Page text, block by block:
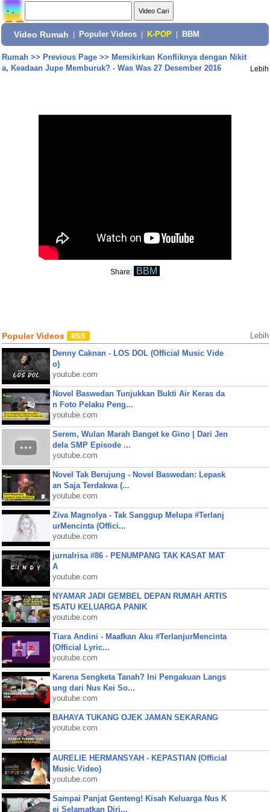
Video Rumah Populer Videos K-POP BBM
Rumah>> Previous Page>> Memikirkan Konfliknya dengan Nikit
a, Keadaan Jupe Memburuk? - Was Was 27 Desember 2016
Lebih
Share: BBM
Populer Videos Lebih
Denny Caknan - LOS DOL (Official Music Vide
o)
youtube.com
Novel Baswedan Tunjukkan Bukti Air Keras da
n Foto Pelaku Peng...
youtube.com
Serem, Wulan Marah Banget ke Gino | Dari Jen
dela SMP Episode ...
youtube.com
Novel Tak Berujung - Novel Baswedan: Lepask
an Saja Terdakwa (...
youtube.com
Ziva Magnolya - Tak Sanggup Melupa #Terlanj
urMencinta (Offici...
youtube.com
jurnalrisa #86 - PENUMPANG TAK KASAT MAT
A
youtube.com
NYAMAR JADI GEMBEL DEPAN RUMAH ARTIS
❗SATU KELUARGA PANIK
youtube.com
Tiara Andini - Maafkan Aku #TerlanjurMencinta
(Official Lyric...
youtube.com
Karena Sengketa Tanah? Ini Pengakuan Langs
ung dari Nus Kei So...
youtube.com
BAHAYA TUKANG OJEK JAMAN SEKARANG
youtube.com
AURELIE HERMANSYAH - KEPASTIAN (Official
Music Video)
youtube.com
Sampai Panjat Genteng! Kisah Keluarga Nus K
ei Selamatkan Diri...